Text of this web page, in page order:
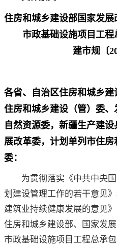
住房和城乡建设部国家发
市政基础设施项目工
建市规〔
各省、自治区住房和城乡
住房和城乡建设（管）委
自然资源委，新疆生产建
展改革委，计划单列市住
委：
为贯彻落实《中共中央
划建设管理工作的若干意见
建筑业持续健康发展的意见
住房和城乡建设部、国家发
市政基础设施项目工程总承